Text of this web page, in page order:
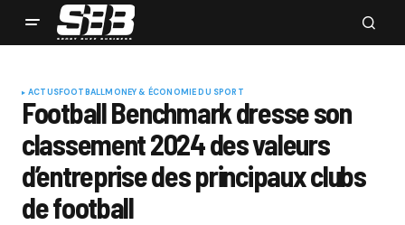
ACTUSFOOTBALLMONEY & ÉCONOMIE DU SPORT
Football Benchmark dresse son
classement 2024 des valeurs
d’entreprise des principaux clubs
de football